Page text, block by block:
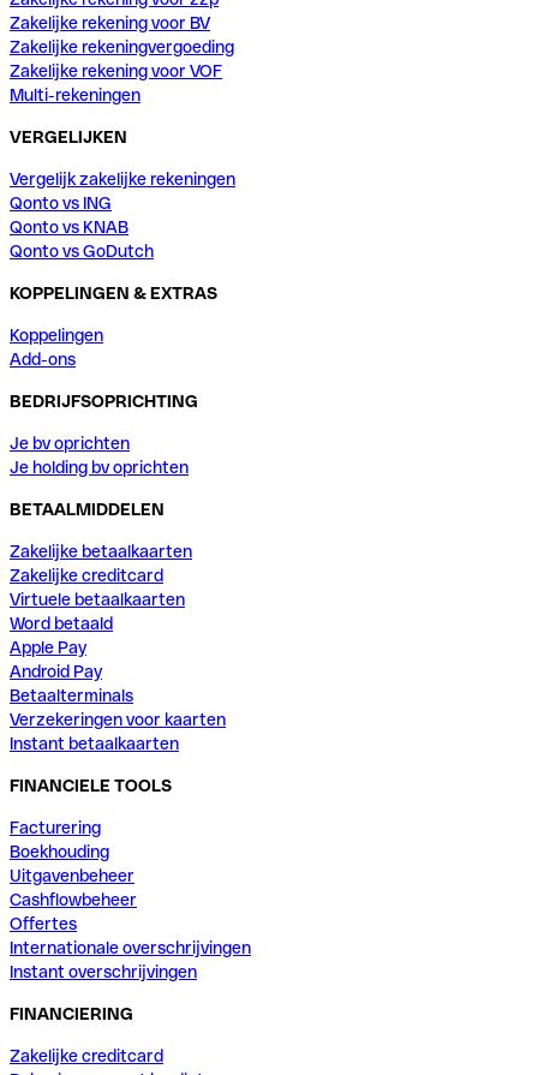
Zakelijke rekening voor BV
Zakelijke rekeningvergoeding
Zakelijke rekening voor VOF
Multi-rekeningen
VERGELIJKEN
Vergelijk zakelijke rekeningen
Qonto vs ING
Qonto vs KNAB
Qonto vs GoDutch
KOPPELINGEN & EXTRAS
Koppelingen
Add-ons
BEDRIJFSOPRICHTING
Je bv oprichten
Je holding bv oprichten
BETAALMIDDELEN
Zakelijke betaalkaarten
Zakelijke creditcard
Virtuele betaalkaarten
Word betaald
Apple Pay
Android Pay
Betaalterminals
Verzekeringen voor kaarten
Instant betaalkaarten
FINANCIELE TOOLS
Facturering
Boekhouding
Uitgavenbeheer
Cashflowbeheer
Offertes
Internationale overschrijvingen
Instant overschrijvingen
FINANCIERING
Zakelijke creditcard